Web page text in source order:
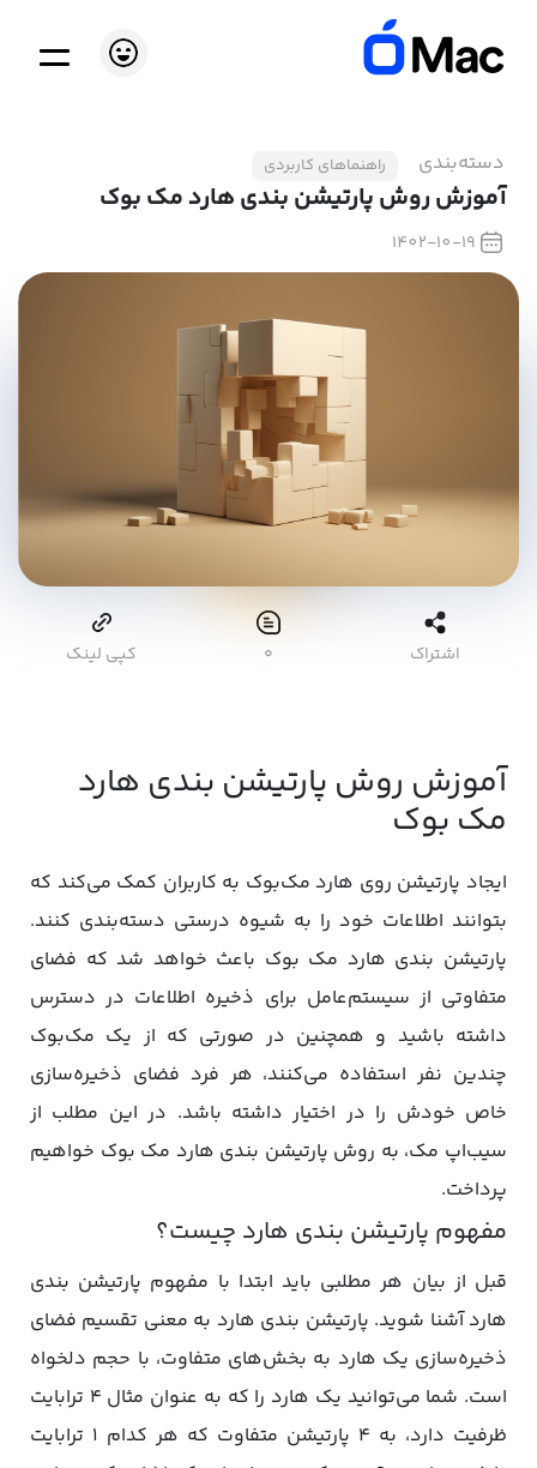
دسته‌بندی راهنماهای کاربردی
آموزش روش پارتیشن بندی هارد مک بوک
1402-10-19
اشتراک ۰ کپی لینک
آموزش روش پارتیشن بندی هارد
مک بوک
ایجاد پارتیشن روی هارد مک‌بوک به کاربران کمک می‌کند که
بتوانند اطلاعات خود را به شیوه درستی دسته‌بندی کنند.
پارتیشن بندی هارد مک بوک باعث خواهد شد که فضای
متفاوتی از سیستم‌عامل برای ذخیره اطلاعات در دسترس
داشته باشید و همچنین در صورتی که از یک مک‌بوک
چندین نفر استفاده می‌کنند، هر فرد فضای ذخیره‌سازی
خاص خودش را در اختیار داشته باشد. در این مطلب از
سیب‌اپ مک، به روش پارتیشن بندی هارد مک بوک خواهیم
پرداخت.
مفهوم پارتیشن بندی هارد چیست؟
قبل از بیان هر مطلبی باید ابتدا با مفهوم پارتیشن بندی
هارد آشنا شوید. پارتیشن بندی هارد به معنی تقسیم فضای
ذخیره‌سازی یک هارد به بخش‌های متفاوت، با حجم دلخواه
است. شما می‌توانید یک هارد را که به عنوان مثال ۴ ترابایت
ظرفیت دارد، به ۴ پارتیشن متفاوت که هر کدام ۱ ترابایت